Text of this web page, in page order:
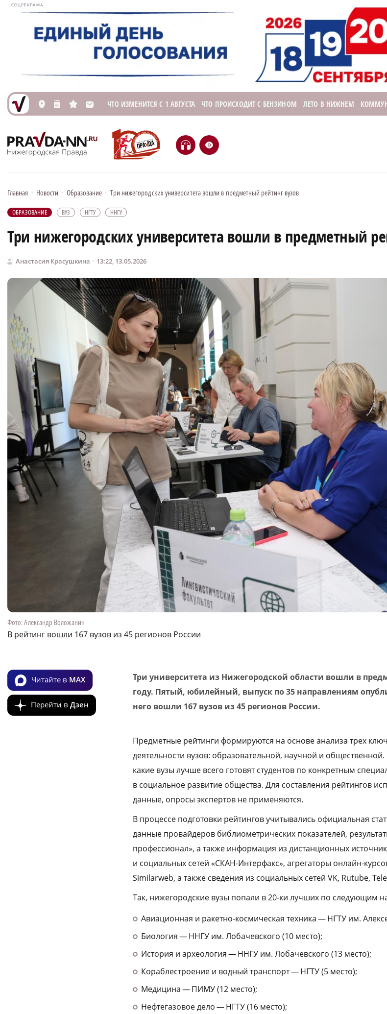
СОЦРЕКЛАМА
L n s M ЧТО ИЗМЕНИТСЯ С 1 АВГУСТА ЧТО ПРОИСХОДИТ С БЕНЗИНОМ ЛЕТО В НИЖНЕМ
H e
Главная • Новости • Образование • Три нижегородских университета вошли в предметный рейтинг вузов
ОБРАЗОВАНИЕ ВУЗ НГТУ ННГУ
Три нижегородских университета вошли в предметный
Анастасия Красушкина 13:22, 13.05.2026
Фото: Александр Воложанин
В рейтинг вошли 167 вузов из 45 регионов России
Читайте в MAX
Перейти в Дзен
Три университета из Нижегородской области вошли в
году. Пятый, юбилейный, выпуск по 35 направлениям
него вошли 167 вузов из 45 регионов России.
Предметные рейтинги формируются на основе анализа трех
деятельности вузов: образовательной, научной и
какие вузы лучше всего готовят студентов по конкретным
в социальное развитие общества. Для составления рейтингов
данные, опросы экспертов не применяются.
В процессе подготовки рейтингов учитывались официальная
данные провайдеров библиометрических показателей,
профессионал», а также информация из дистанционных
и социальных сетей «СКАН-Интерфакс», агрегаторы онлайн-
Similarweb, а также сведения из социальных сетей VK, Rutube,
Так, нижегородские вузы попали в 20-ки лучших по следующим
Авиационная и ракетно-космическая техника — НГТУ им.
Биология — ННГУ им. Лобачевского (10 место);
История и археология — ННГУ им. Лобачевского (13 место);
Кораблестроение и водный транспорт — НГТУ (5 место);
Медицина — ПИМУ (12 место);
Нефтегазовое дело — НГТУ (16 место);